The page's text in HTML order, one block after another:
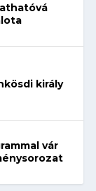
király
vár